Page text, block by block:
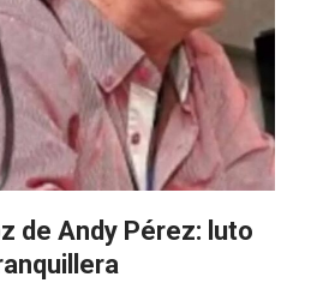
de Andy Pérez: luto